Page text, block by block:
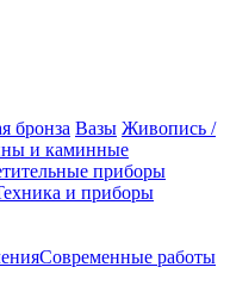
бронза Вазы Живопись /
и каминные
приборы
и приборы
Современные работы